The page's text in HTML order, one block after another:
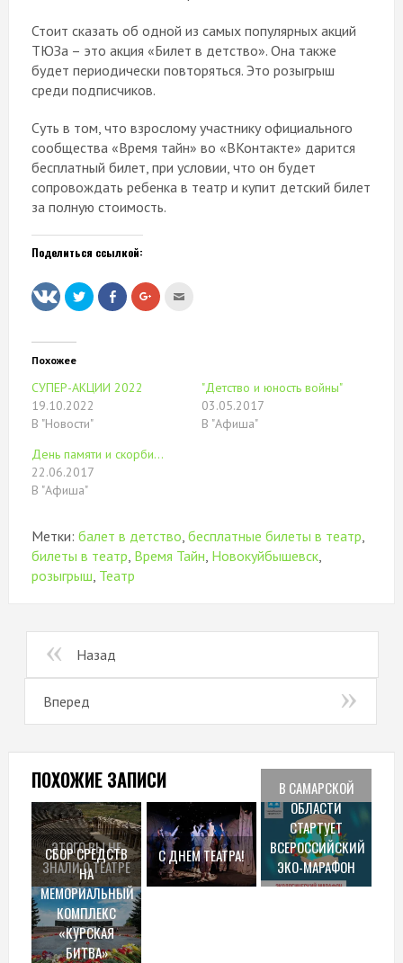
Стоит сказать об одной из самых популярных акций
ТЮЗа – это акция «Билет в детство». Она также
будет периодически повторяться. Это розыгрыш
среди подписчиков.
Суть в том, что взрослому участнику официального
сообщества «Время тайн» во «ВКонтакте» дарится
бесплатный билет, при условии, что он будет
сопровождать ребенка в театр и купит детский билет
за полную стоимость.
Поделиться ссылкой:
Нажмите,
чтобы
поделиться
окне)
Нажмите
здесь,
чтобы
в
новом
Нажмите,
чтобы
Похожее
СУПЕР-АКЦИИ 2022
19.10.2022
В "Новости"
"Детство и юность войны"
03.05.2017
В "Афиша"
День памяти и скорби...
22.06.2017
В "Афиша"
Метки: балет в детство, бесплатные билеты в театр,
билеты в театр, Время Тайн, Новокуйбышевск,
розыгрыш, Театр
Назад
Вперед
ПОХОЖИЕ ЗАПИСИ
ЭТОГО ВЫ НЕ
ЗНАЛИ О ТЕАТРЕ
С ДНЕМ ТЕАТРА!
В САМАРСКОЙ
ОБЛАСТИ
СТАРТУЕТ
ВСЕРОССИЙСКИЙ
ЭКО-МАРАФОН
СБОР СРЕДСТВ
НА
МЕМОРИАЛЬНЫЙ
КОМПЛЕКС
«КУРСКАЯ
БИТВА»